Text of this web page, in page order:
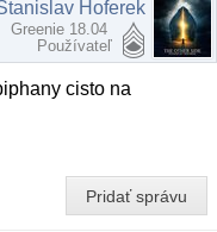
Hoferek
Greenie 18.04
Používateľ
cisto na
Pridať správu